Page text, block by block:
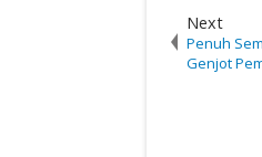
Next
Penuh
Genjot